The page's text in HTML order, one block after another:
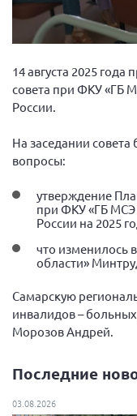
Генеральный
Вице-президент
Отдел
Вице-
Вице-президент
Вице-
Вице-
Вице-
Главный
Конференция
Конференция
Экспертный
Конференция
14 августа 2025
совета при ФКУ «ГБ
России.
На заседании
вопросы:
утверждение
при ФКУ «ГБ МСЭ
России на 2025
что изменилось
области»
Самарскую
инвалидов –
Морозов Андрей.
Последние
03.08.2026